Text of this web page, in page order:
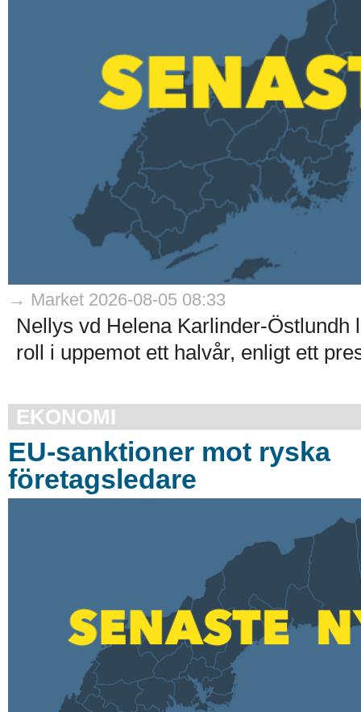
→ Market 2026-08-05 08:33
Nellys vd Helena Karlinder-
roll i uppemot ett halvår, enligt ett
EKONOMI
EU-sanktioner mot ryska
företagsledare